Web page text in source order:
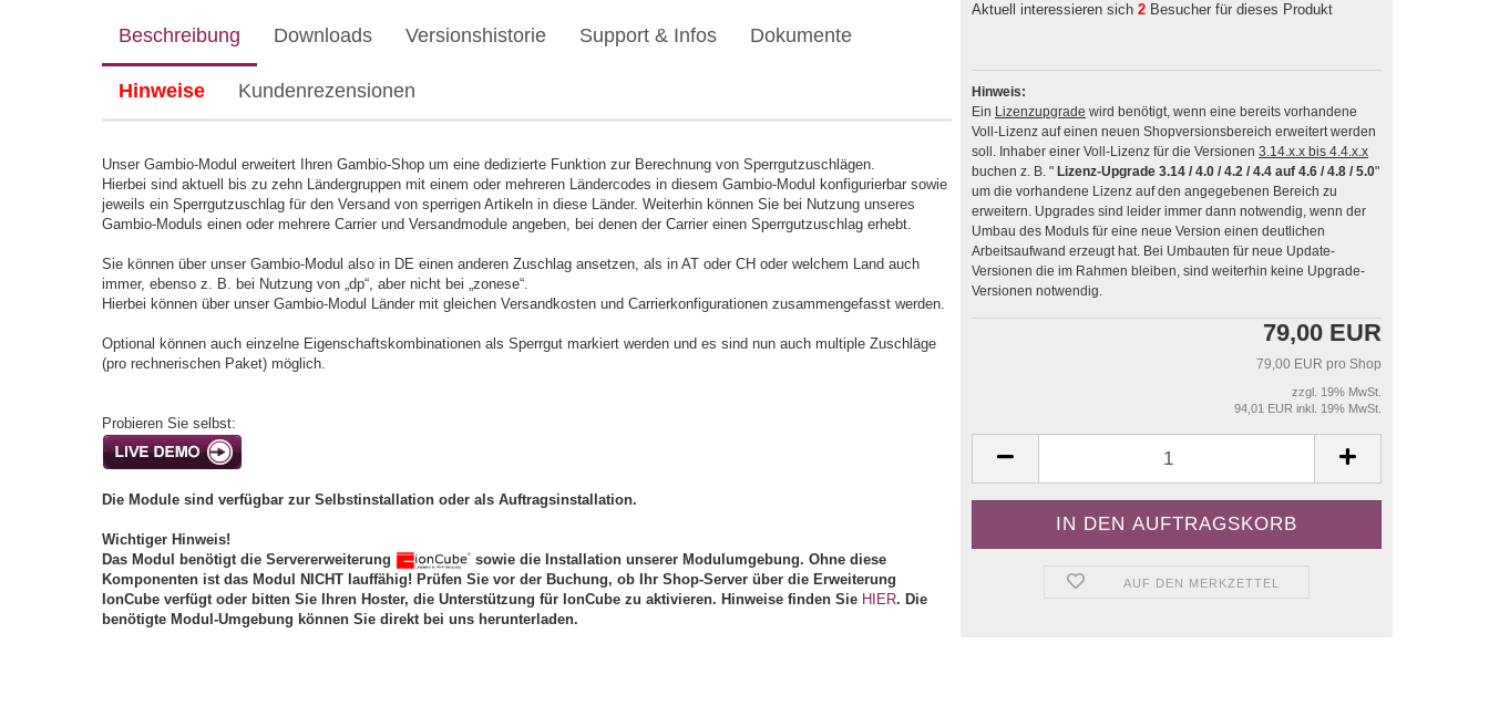
Aktuell interessieren sich 2 Besucher für dieses Produkt
Hinweis:
Ein Lizenzupgrade wird benötigt, wenn eine bereits vorhandene
Voll-Lizenz auf einen neuen Shopversionsbereich erweitert werden
soll. Inhaber einer Voll-Lizenz für die Versionen 3.14.x.x bis 4.4.x.x
buchen z. B. " Lizenz-Upgrade 3.14 / 4.0 / 4.2 / 4.4 auf 4.6 / 4.8 / 5.0"
um die vorhandene Lizenz auf den angegebenen Bereich zu
erweitern. Upgrades sind leider immer dann notwendig, wenn der
Umbau des Moduls für eine neue Version einen deutlichen
Arbeitsaufwand erzeugt hat. Bei Umbauten für neue Update-
Versionen die im Rahmen bleiben, sind weiterhin keine Upgrade-
Versionen notwendig.
79,00 EUR
79,00 EUR pro Shop
zzgl. 19% MwSt.
94,01 EUR inkl. 19% MwSt.
AUF DEN MERKZETTEL
Beschreibung Downloads Versionshistorie Support & Infos Dokumente
Hinweise Kundenrezensionen
Unser Gambio-Modul erweitert Ihren Gambio-Shop um eine dedizierte Funktion zur Berechnung von Sperrgutzuschlägen.
Hierbei sind aktuell bis zu zehn Ländergruppen mit einem oder mehreren Ländercodes in diesem Gambio-Modul konfigurierbar sowie
jeweils ein Sperrgutzuschlag für den Versand von sperrigen Artikeln in diese Länder. Weiterhin können Sie bei Nutzung unseres
Gambio-Moduls einen oder mehrere Carrier und Versandmodule angeben, bei denen der Carrier einen Sperrgutzuschlag erhebt.
Sie können über unser Gambio-Modul also in DE einen anderen Zuschlag ansetzen, als in AT oder CH oder welchem Land auch
immer, ebenso z. B. bei Nutzung von „dp“, aber nicht bei „zonese“.
Hierbei können über unser Gambio-Modul Länder mit gleichen Versandkosten und Carrierkonfigurationen zusammengefasst werden.
Optional können auch einzelne Eigenschaftskombinationen als Sperrgut markiert werden und es sind nun auch multiple Zuschläge
(pro rechnerischen Paket) möglich.
Probieren Sie selbst:
Die Module sind verfügbar zur Selbstinstallation oder als Auftragsinstallation.
Wichtiger Hinweis!
Das Modul benötigt die Servererweiterung
sowie die Installation unserer Modulumgebung. Ohne diese
Komponenten ist das Modul NICHT lauffähig! Prüfen Sie vor der Buchung, ob Ihr Shop-Server über die Erweiterung
IonCube verfügt oder bitten Sie Ihren Hoster, die Unterstützung für IonCube zu aktivieren. Hinweise finden Sie HIER. Die
benötigte Modul-Umgebung können Sie direkt bei uns herunterladen.